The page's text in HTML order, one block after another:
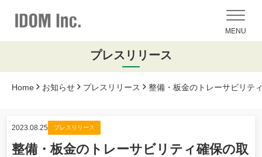
MENU
プレスリリース
Home お知らせ プレスリリース 整備・板金のトレーサビリテ
2023.08.25 プレスリリース
整備・板金のトレーサビリティ確保の取